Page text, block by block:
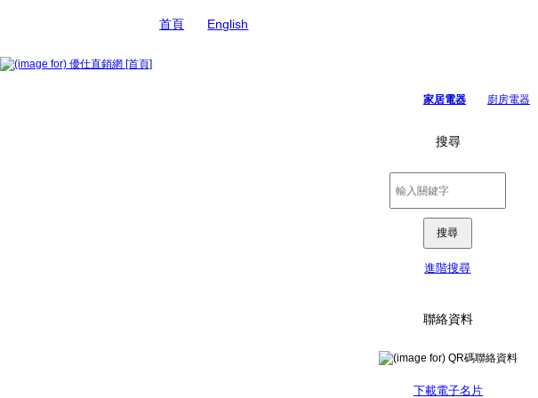
首頁 English
家居電器 廚房電器
搜尋
進階搜尋
聯絡資料
下載電子名片